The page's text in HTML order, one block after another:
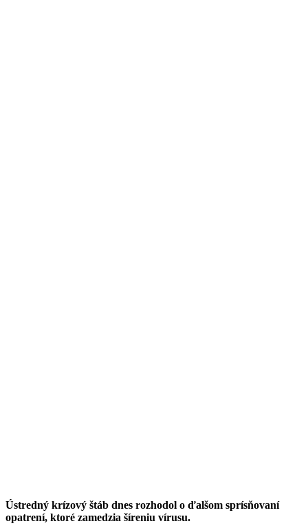
Ústredný krízový štáb dnes rozhodol o ďalšom sprísňovaní
opatrení, ktoré zamedzia šíreniu vírusu.